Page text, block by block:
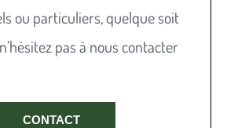
ou particuliers, quelque soit
pas à nous contacter
CONTACT